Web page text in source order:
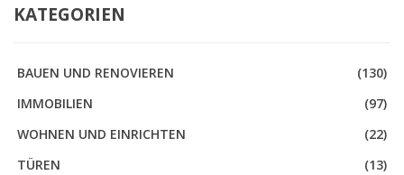
KATEGORIEN
BAUEN UND RENOVIEREN
(130)
IMMOBILIEN
(97)
WOHNEN UND EINRICHTEN
(22)
TÜREN
(13)